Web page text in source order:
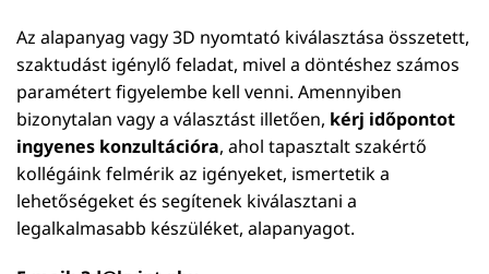
Az alapanyag vagy 3D nyomtató kiválasztása összetett,
szaktudást igénylő feladat, mivel a döntéshez számos
paramétert figyelembe kell venni. Amennyiben
bizonytalan vagy a választást illetően, kérj időpontot
ingyenes konzultációra, ahol tapasztalt szakértő
kollégáink felmérik az igényeket, ismertetik a
lehetőségeket és segítenek kiválasztani a
legalkalmasabb készüléket, alapanyagot.